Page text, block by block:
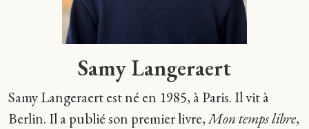
Samy Langeraert
Samy Langeraert est né en 1985, à Paris. Il vit à
Berlin. Il a publié son premier livre,Mon temps libre,